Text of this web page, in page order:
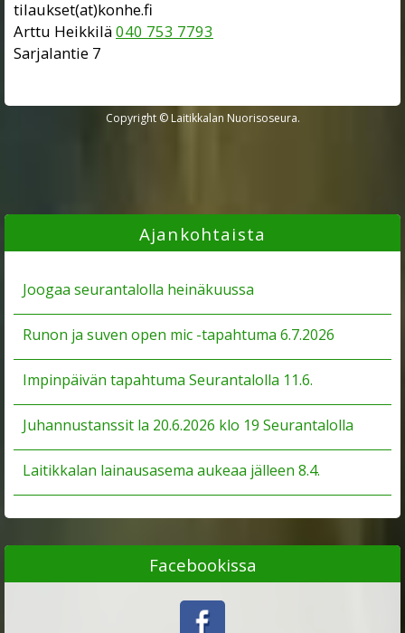
tilaukset(at)konhe.fi
Arttu Heikkilä040 753 7793
Sarjalantie 7
Copyright © Laitikkalan Nuorisoseura.
Ajankohtaista
Joogaa seurantalolla heinäkuussa
Runon ja suven open mic -tapahtuma 6.7.2026
Impinpäivän tapahtuma Seurantalolla 11.6.
Juhannustanssit la 20.6.2026 klo 19 Seurantalolla
Laitikkalan lainausasema aukeaa jälleen 8.4.
Facebookissa